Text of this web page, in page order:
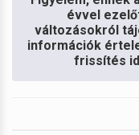
évvel
változásokról
információk
frissítés